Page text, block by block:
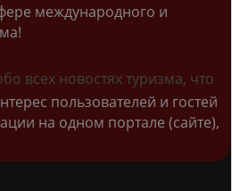
международного и
всех новостях туризма, что
пользователей и гостей
на одном портале (сайте),